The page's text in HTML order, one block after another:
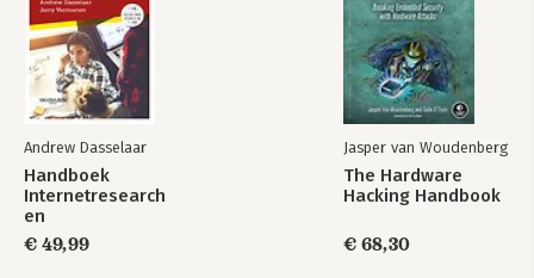
Andrew Dasselaar
Handboek
Internetresearch
en
datajournalistiek
€ 49,99
Jasper van Woudenberg
The Hardware
Hacking Handbook
€ 68,30